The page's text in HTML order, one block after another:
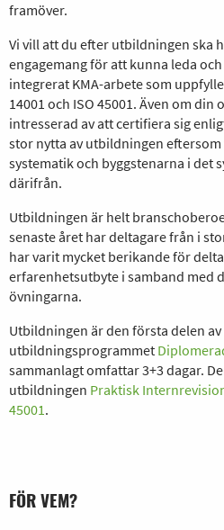
framöver.
Vi vill att du efter utbildningen ska
engagemang för att kunna leda
integrerat KMA-arbete som
14001 och ISO 45001. Även om
intresserad av att certifiera sig
stor nytta av utbildningen
systematik och byggstenarna i det
därifrån.
Utbildningen är helt
senaste året har deltagare från i
har varit mycket berikande för
erfarenhetsutbyte i samband med
övningarna.
Utbildningen är den första delen
utbildningsprogrammet
sammanlagt omfattar 3+3 dagar.
utbildningen Praktisk
45001.
FÖR VEM?